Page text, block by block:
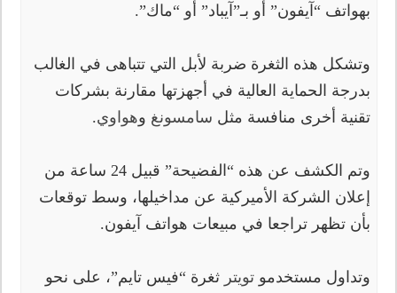
بهواتف “آيفون” أو بـ”آيباد” أو “ماك”.
وتشكل هذه الثغرة ضربة لأبل التي تتباهى في الغالب
بدرجة الحماية العالية في أجهزتها مقارنة بشركات
تقنية أخرى منافسة مثل سامسونغ وهواوي.
وتم الكشف عن هذه “الفضيحة” قبيل 24 ساعة من
إعلان الشركة الأميركية عن مداخيلها، وسط توقعات
بأن تظهر تراجعا في مبيعات هواتف آيفون.
وتداول مستخدموتويتر ثغرة “فيس تايم”، على نحو